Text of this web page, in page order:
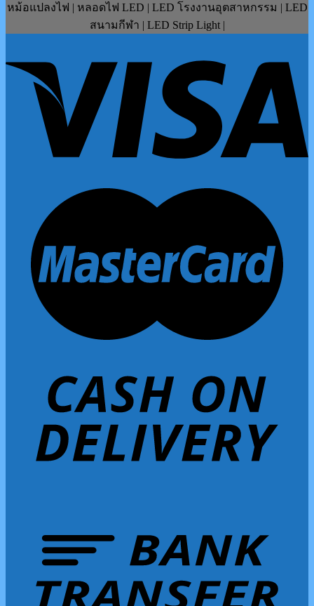
หม้อแปลงไฟ | หลอดไฟ LED | LED โรงงานอุตสาหกรรม | LED
สนามกีฬา | LED Strip Light |